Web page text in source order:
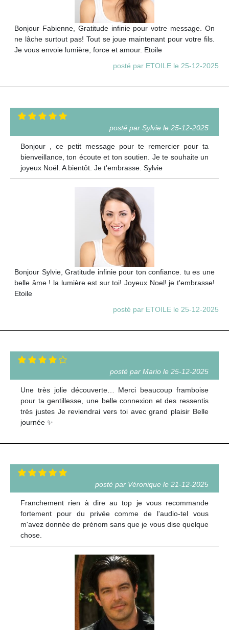
Bonjour Fabienne, Gratitude infinie pour votre message. On
ne lâche surtout pas! Tout se joue maintenant pour votre fils.
Je vous envoie lumière, force et amour. Etoile
posté par ETOILE le 25-12-2025
posté par Sylvie le 25-12-2025
Bonjour , ce petit message pour te remercier pour ta
bienveillance, ton écoute et ton soutien. Je te souhaite un
joyeux Noël. A bientôt. Je t'embrasse. Sylvie
Bonjour Sylvie, Gratitude infinie pour ton confiance. tu es une
belle âme ! la lumière est sur toi! Joyeux Noel! je t'embrasse!
Etoile
posté par ETOILE le 25-12-2025
posté par Mario le 25-12-2025
Une très jolie découverte… Merci beaucoup framboise
pour ta gentillesse, une belle connexion et des ressentis
très justes Je reviendrai vers toi avec grand plaisir Belle
journée ✨
posté par Véronique le 21-12-2025
Franchement rien à dire au top je vous recommande
fortement pour du privée comme de l'audio-tel vous
m'avez donnée de prénom sans que je vous dise quelque
chose.